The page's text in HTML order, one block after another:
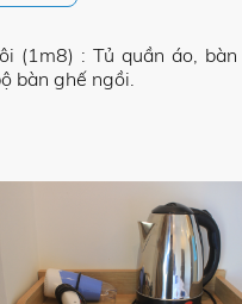
(1m8) : Tủ quần áo, bàn
bàn ghế ngồi.